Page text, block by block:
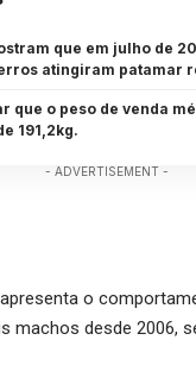
que em julho de
atingiram patamar
que o peso de venda
191,2kg.
- ADVERTISEMENT -
o
machos desde 2006,